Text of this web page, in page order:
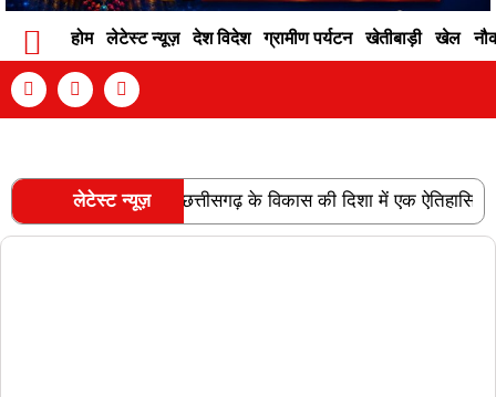
होम लेटेस्ट न्यूज़ देश विदेश ग्रामीण पर्यटन खेतीबाड़ी खेल
लेटेस्ट न्यूज़
लाइन की स्वीकृति छत्तीसगढ़ के विकास की दिशा में एक ऐतिहासिक
RECENT POSTS